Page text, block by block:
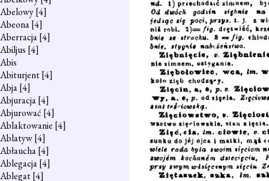
Abelowy[4]
Abeona[4]
Aberracja[4]
Abiljus [4]
Abis
Abiturjent[4]
Abja[4]
Abjuracja[4]
Abjurować [4]
Ablaktowanie [4]
Ablatyw[4]
Abłaucha[4]
Ablegacja[4]
Ablegat[4]